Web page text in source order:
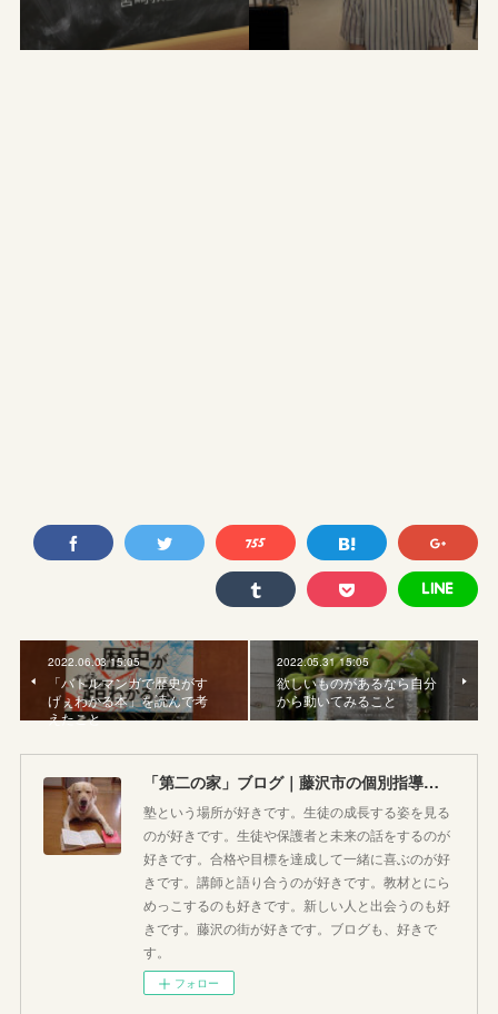
2022.06.03 15:05
「バトルマンガで歴史がす
げぇわかる本」を読んで考
えたこと
2022.05.31 15:05
欲しいものがあるなら自分
から動いてみること
「第二の家」ブログ｜藤沢市の個別指導塾のお話
塾という場所が好きです。生徒の成長する姿を見る
のが好きです。生徒や保護者と未来の話をするのが
好きです。合格や目標を達成して一緒に喜ぶのが好
きです。講師と語り合うのが好きです。教材とにら
めっこするのも好きです。新しい人と出会うのも好
きです。藤沢の街が好きです。ブログも、好きで
す。
フォロー